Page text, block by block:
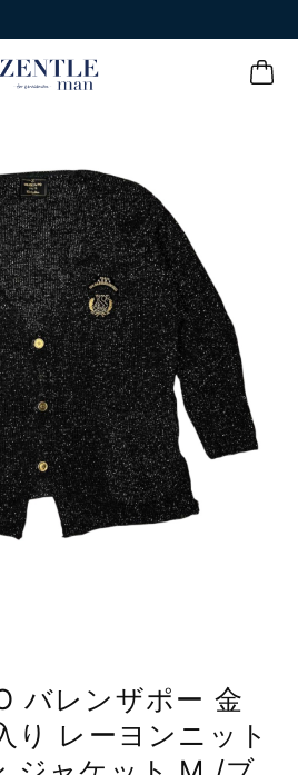
バレンザポー 金
り レーヨンニット